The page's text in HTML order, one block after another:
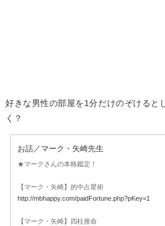
好きな男性の部屋を1分だけのぞけると
く？
お話／マーク・矢崎先生
★マークさんの本格鑑定！
【マーク・矢崎】的中占星術
http://mbhappy.com/paidFortune.php?pKey=1
【マーク・矢崎】四柱推命